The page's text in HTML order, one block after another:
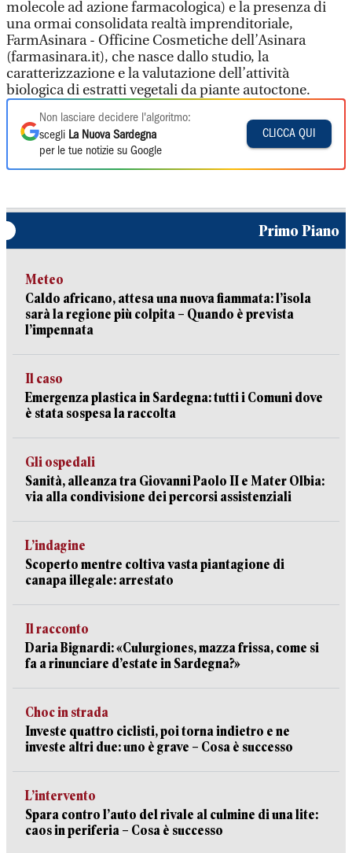
molecole ad azione farmacologica) e la presenza di
una ormai consolidata realtà imprenditoriale,
FarmAsinara - Officine Cosmetiche dell’Asinara
(farmasinara.it), che nasce dallo studio, la
caratterizzazione e la valutazione dell’attività
biologica di estratti vegetali da piante autoctone.
Non lasciare decidere l'algoritmo:
scegli La Nuova Sardegna
per le tue notizie su Google
CLICCA QUI
Primo Piano
Meteo
Caldo africano, attesa una nuova fiammata: l’isola
sarà la regione più colpita – Quando è prevista
l’impennata
Il caso
Emergenza plastica in Sardegna: tutti i Comuni dove
è stata sospesa la raccolta
Gli ospedali
Sanità, alleanza tra Giovanni Paolo II e Mater Olbia:
via alla condivisione dei percorsi assistenziali
L’indagine
Scoperto mentre coltiva vasta piantagione di
canapa illegale: arrestato
Il racconto
Daria Bignardi: «Culurgiones, mazza frissa, come si
fa a rinunciare d’estate in Sardegna?»
Choc in strada
Investe quattro ciclisti, poi torna indietro e ne
investe altri due: uno è grave – Cosa è successo
L’intervento
Spara contro l’auto del rivale al culmine di una lite:
caos in periferia – Cosa è successo